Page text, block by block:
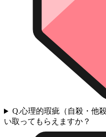
Q.心理的瑕疵（自殺・他
い取ってもらえますか？